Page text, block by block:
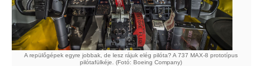
A repülőgépek egyre jobbak, de lesz rájuk elég pilóta? A 737 MAX-8 prototípus
pilótafülkéje. (Fotó: Boeing Company)